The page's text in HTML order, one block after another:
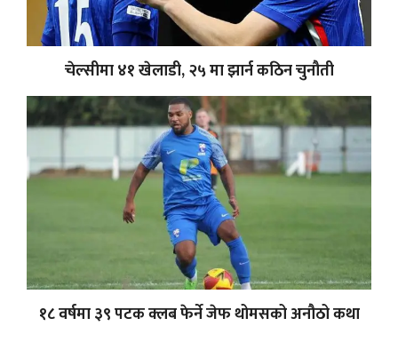
चेल्सीमा ४१ खेलाडी, २५ मा झार्न कठिन चुनौती
१८ वर्षमा ३९ पटक क्लब फेर्ने जेफ थोमसको अनौठो कथा